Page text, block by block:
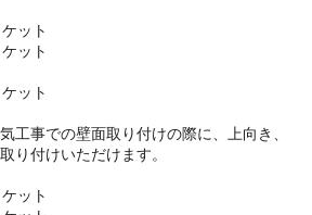
工事での壁面取り付けの際に、上向き、
り付けいただけます。